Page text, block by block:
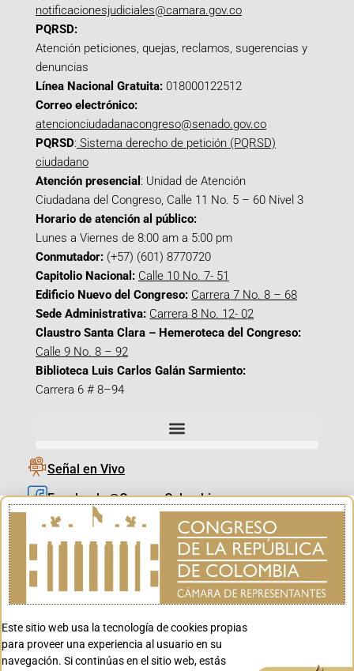
notificacionesjudiciales@camara.gov.co
PQRSD:
Atención peticiones, quejas, reclamos, sugerencias y
denuncias
Línea Nacional Gratuita: 018000122512
Correo electrónico:
atencionciudadanacongreso@senado.gov.co
PQRSD: Sistema derecho de petición (PQRSD)
ciudadano
Atención presencial : Unidad de Atención
Ciudadana del Congreso, Calle 11 No. 5 – 60 Nivel 3
Horario de atención al público:
Lunes a Viernes de 8:00 am a 5:00 pm
Conmutador: (+57) (601) 8770720
Capitolio Nacional: Calle 10 No. 7- 51
Edificio Nuevo del Congreso: Carrera 7 No. 8 – 68
Sede Administrativa: Carrera 8 No. 12- 02
Claustro Santa Clara – Hemeroteca del Congreso:
Calle 9 No. 8 – 92
Biblioteca Luis Carlos Galán Sarmiento:
Carrera 6 # 8–94
Señal en Vivo
Facebook_@CamaraColombia
Instagram_@CamaraColombia
X_@CamaraColombia
Youtube_@CamaraColombia
Youtube_@CanalCongreso
Este sitio web usa la tecnología de cookies propias
para proveer una experiencia al usuario en su
navegación. Si continúas en el sitio web, estás